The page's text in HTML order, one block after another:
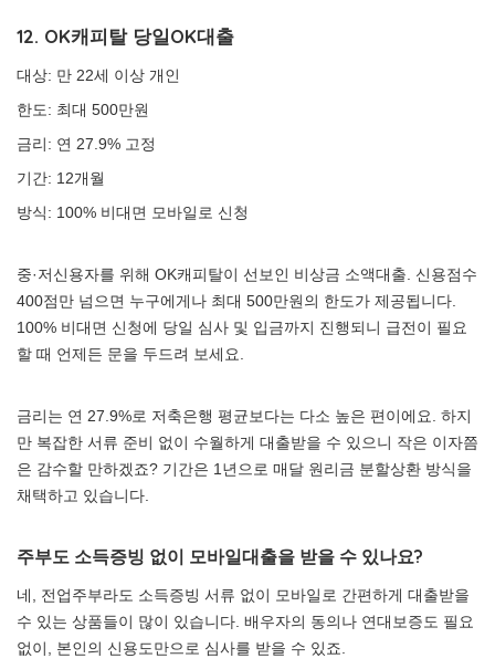
12. OK캐피탈 당일OK대출
대상: 만 22세 이상 개인
한도: 최대 500만원
금리: 연 27.9% 고정
기간: 12개월
방식: 100% 비대면 모바일로 신청
중·저신용자를 위해 OK캐피탈이 선보인 비상금 소액대출. 신용점수
400점만 넘으면 누구에게나 최대 500만원의 한도가 제공됩니다.
100% 비대면 신청에 당일 심사 및 입금까지 진행되니 급전이 필요
할 때 언제든 문을 두드려 보세요.
금리는 연 27.9%로 저축은행 평균보다는 다소 높은 편이에요. 하지
만 복잡한 서류 준비 없이 수월하게 대출받을 수 있으니 작은 이자쯤
은 감수할 만하겠죠? 기간은 1년으로 매달 원리금 분할상환 방식을
채택하고 있습니다.
주부도 소득증빙 없이 모바일대출을 받을 수 있나요?
네, 전업주부라도 소득증빙 서류 없이 모바일로 간편하게 대출받을
수 있는 상품들이 많이 있습니다. 배우자의 동의나 연대보증도 필요
없이, 본인의 신용도만으로 심사를 받을 수 있죠.